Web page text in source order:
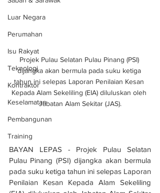
Luar Negara
Perumahan
Isu Rakyat
Teknologi
Kontraktor
Keselamatan
Pembangunan
Training
Projek Pulau Selatan Pulau Pinang (PSI)
dijangka akan bermula pada suku ketiga
tahun ini selepas Laporan Penilaian Kesan
Kepada Alam Sekeliling (EIA) diluluskan oleh
Jabatan Alam Sekitar (JAS).
BAYAN LEPAS - Projek Pulau Selatan
Pulau Pinang (PSI) dijangka akan bermula
pada suku ketiga tahun ini selepas Laporan
Penilaian Kesan Kepada Alam Sekeliling